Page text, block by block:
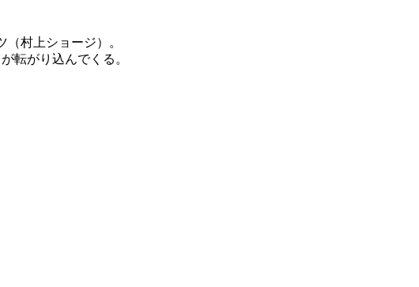
村上ショージ）。
転がり込んでくる。